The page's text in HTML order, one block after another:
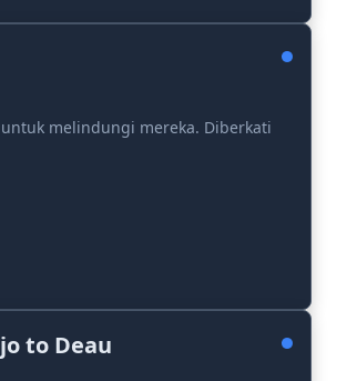
melindungi mereka. Diberkati
to Deau